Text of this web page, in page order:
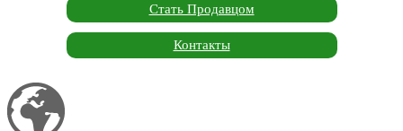
Стать Продавцом
Контакты